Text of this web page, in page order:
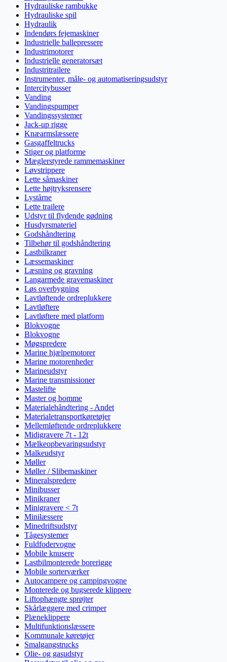
Hydrauliske rambukke
Hydrauliske spil
Hydraulik
Indendørs fejemaskiner
Industrielle ballepressere
Industrimotorer
Industrielle generatorsæt
Industritrailere
Instrumenter, måle- og automatiseringsudstyr
Intercitybusser
Vanding
Vandingspumper
Vandingssystemer
Jack-up rigge
Knæarmslæssere
Gasgaffeltrucks
Stiger og platforme
Mæglerstyrede rammemaskiner
Løvstrippere
Lette såmaskiner
Lette højtryksrensere
Lystårne
Lette trailere
Udstyr til flydende gødning
Husdyrsmateriel
Godshåndtering
Tilbehør til godshåndtering
Lastbilkraner
Læssemaskiner
Læsning og gravning
Langarmede gravemaskiner
Løs overbygning
Lavtløftende ordreplukkere
Lavtløftere
Lavtløftere med platform
Blokvogne
Blokvogne
Møgspredere
Marine hjælpemotorer
Marine motorenheder
Marineudstyr
Marine transmissioner
Mastelifte
Master og bomme
Materialehåndtering - Andet
Materialetransportkøretøjer
Mellemløftende ordreplukkere
Midigravere 7t - 12t
Mælkeopbevaringsudstyr
Malkeudstyr
Møller
Møller / Slibemaskiner
Mineralspredere
Minibusser
Minikraner
Minigravere < 7t
Minilæssere
Minedriftsudstyr
Tågesystemer
Fuldfodervogne
Mobile knusere
Lastbilmonterede borerigge
Mobile sorterværker
Autocampere og campingvogne
Monterede og bugserede klippere
Liftophængte sprøjter
Skårlæggere med crimper
Plæneklippere
Multifunktionslæssere
Kommunale køretøjer
Smalgangstrucks
Olie- og gasudstyr